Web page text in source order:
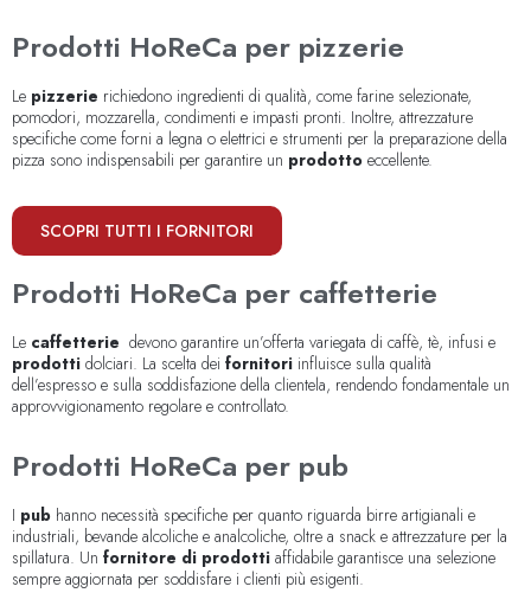
Prodotti HoReCa per pizzerie
Le pizzerie richiedono ingredienti di qualità, come farine selezionate,
pomodori, mozzarella, condimenti e impasti pronti. Inoltre, attrezzature
specifiche come forni a legna o elettrici e strumenti per la preparazione della
pizza sono indispensabili per garantire un prodotto eccellente.
SCOPRI TUTTI I FORNITORI
Prodotti HoReCa per caffetterie
Le caffetterie devono garantire un’offerta variegata di caffè, tè, infusi e
prodotti dolciari. La scelta dei fornitori influisce sulla qualità
dell’espresso e sulla soddisfazione della clientela, rendendo fondamentale un
approvvigionamento regolare e controllato.
Prodotti HoReCa per pub
I pub hanno necessità specifiche per quanto riguarda birre artigianali e
industriali, bevande alcoliche e analcoliche, oltre a snack e attrezzature per la
spillatura. Un fornitore di prodotti affidabile garantisce una selezione
sempre aggiornata per soddisfare i clienti più esigenti.